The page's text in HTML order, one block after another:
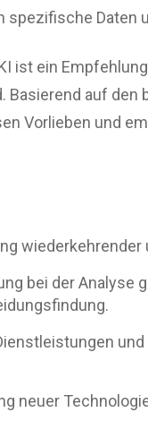
Daten
ist ein
Basierend auf den
Vorlieben und
bei der Analyse
neuer